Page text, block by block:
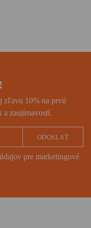
zľavu 10% na prvú
a zaujímavostí.
pre marketingové
ODOSLAŤ